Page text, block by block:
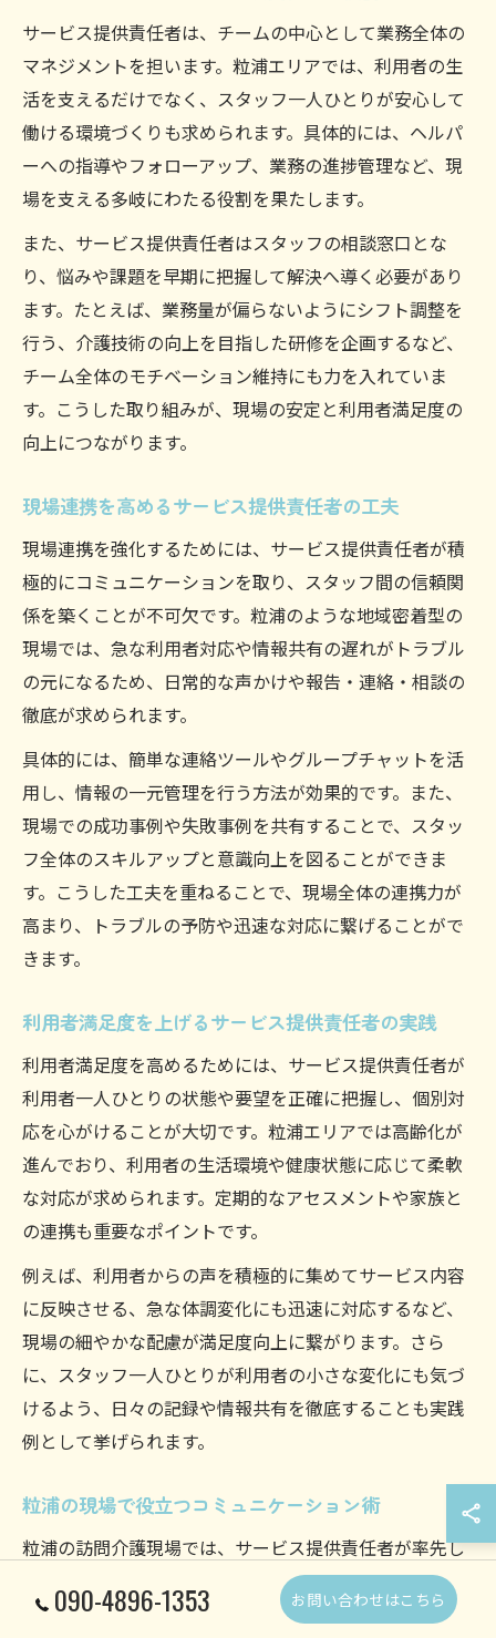
サービス提供責任者は、チームの中心として業務全体の
マネジメントを担います。粒浦エリアでは、利用者の生
活を支えるだけでなく、スタッフ一人ひとりが安心して
働ける環境づくりも求められます。具体的には、ヘルパ
ーへの指導やフォローアップ、業務の進捗管理など、現
場を支える多岐にわたる役割を果たします。
また、サービス提供責任者はスタッフの相談窓口とな
り、悩みや課題を早期に把握して解決へ導く必要があり
ます。たとえば、業務量が偏らないようにシフト調整を
行う、介護技術の向上を目指した研修を企画するなど、
チーム全体のモチベーション維持にも力を入れていま
す。こうした取り組みが、現場の安定と利用者満足度の
向上につながります。
現場連携を高めるサービス提供責任者の工夫
現場連携を強化するためには、サービス提供責任者が積
極的にコミュニケーションを取り、スタッフ間の信頼関
係を築くことが不可欠です。粒浦のような地域密着型の
現場では、急な利用者対応や情報共有の遅れがトラブル
の元になるため、日常的な声かけや報告・連絡・相談の
徹底が求められます。
具体的には、簡単な連絡ツールやグループチャットを活
用し、情報の一元管理を行う方法が効果的です。また、
現場での成功事例や失敗事例を共有することで、スタッ
フ全体のスキルアップと意識向上を図ることができま
す。こうした工夫を重ねることで、現場全体の連携力が
高まり、トラブルの予防や迅速な対応に繋げることがで
きます。
利用者満足度を上げるサービス提供責任者の実践
利用者満足度を高めるためには、サービス提供責任者が
利用者一人ひとりの状態や要望を正確に把握し、個別対
応を心がけることが大切です。粒浦エリアでは高齢化が
進んでおり、利用者の生活環境や健康状態に応じて柔軟
な対応が求められます。定期的なアセスメントや家族と
の連携も重要なポイントです。
例えば、利用者からの声を積極的に集めてサービス内容
に反映させる、急な体調変化にも迅速に対応するなど、
現場の細やかな配慮が満足度向上に繋がります。さら
に、スタッフ一人ひとりが利用者の小さな変化にも気づ
けるよう、日々の記録や情報共有を徹底することも実践
例として挙げられます。
粒浦の現場で役立つコミュニケーション術
粒浦の訪問介護現場では、サービス提供責任者が率先し
てコミュニケーションを取ることで、スタッフ間や利用
者との信頼関係が深まります。具体的には、相手の話を
090-4896-1353 お問い合わせはこちら